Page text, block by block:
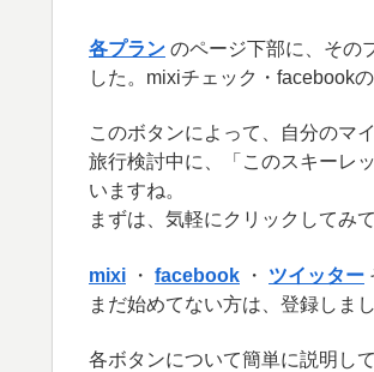
各プラン のページ下部に、その
した。mixiチェック・facebook
このボタンによって、自分のマ
旅行検討中に、「このスキーレ
いますね。
まずは、気軽にクリックしてみ
mixi ・ facebook ・ ツイッター
まだ始めてない方は、登録しまし
各ボタンについて簡単に説明して